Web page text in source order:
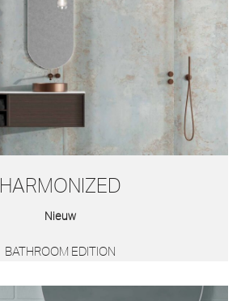
HARMONIZED
Nieuw
BATHROOM EDITION